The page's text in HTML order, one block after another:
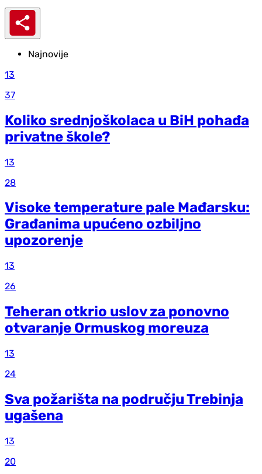
Najnovije
13
37
Koliko srednjoškolaca u BiH pohađa
privatne škole?
13
28
Visoke temperature pale Mađarsku:
Građanima upućeno ozbiljno
upozorenje
13
26
Teheran otkrio uslov za ponovno
otvaranje Ormuskog moreuza
13
24
Sva požarišta na području Trebinja
ugašena
13
20